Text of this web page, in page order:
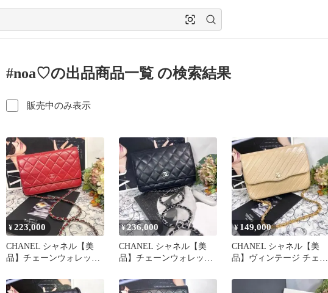
#noa♡の出品商品一覧 の検索結果
販売中のみ表示
¥223,000
CHANEL シャネル【美
品】チェーンウォレット
¥236,000
CHANEL シャネル【美
品】チェーンウォレット
ッグ
¥ 149,000
CHANEL シャネル【美
品】ヴィンテージ チェー